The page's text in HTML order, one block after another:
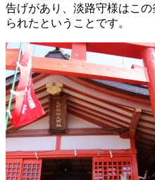
告げがあり、淡路守様はこ
られたということです。